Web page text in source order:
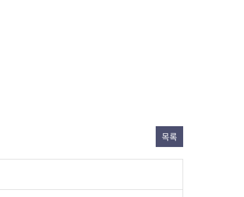
목록